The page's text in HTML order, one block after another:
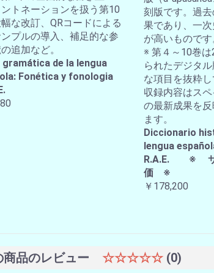
ントネーションを扱う第10
な改訂、QRコードによる
プルの導入、補足的な参
追加など。
gramática de la lengua
Fonética y fonologia
刻版です。過
果であり、一
が高いものです
※ 第４～10巻
られたデジタ
な項目を抜粋し
収録内容はス
の最新成果を
ます。
Diccionario
lengua
R.A.E. ※ サ
価 ※
￥178,200
商品のレビュー ☆☆☆☆☆ (0)